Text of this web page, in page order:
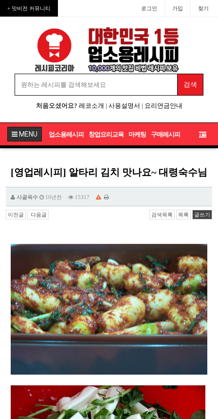
+ 맛비전 커뮤니티 로그인 가입 찾기
처음오셨어요? 레코소개 | 사용설명서 | 요리연금안내
MENU 업소용레시피 창업요리교육 마케팅 구매레시피
[영업레시피] 알타리 김치 맛나요~ 대령숙수님
사골육수 10년전 15317
이전글 다음글 검색목록 목록 글쓰기